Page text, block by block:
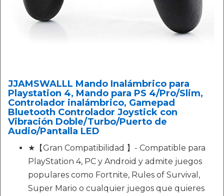
JJAMSWALLL Mando Inalámbrico para
Playstation 4, Mando para PS 4/Pro/Slim,
Controlador inalámbrico, Gamepad
Bluetooth Controlador Joystick con
Vibración Doble/Turbo/Puerto de
Audio/Pantalla LED
★【Gran Compatibilidad 】- Compatible para
PlayStation 4, PC y Android y admite juegos
populares como Fortnite, Rules of Survival,
Super Mario o cualquier juegos que quieres